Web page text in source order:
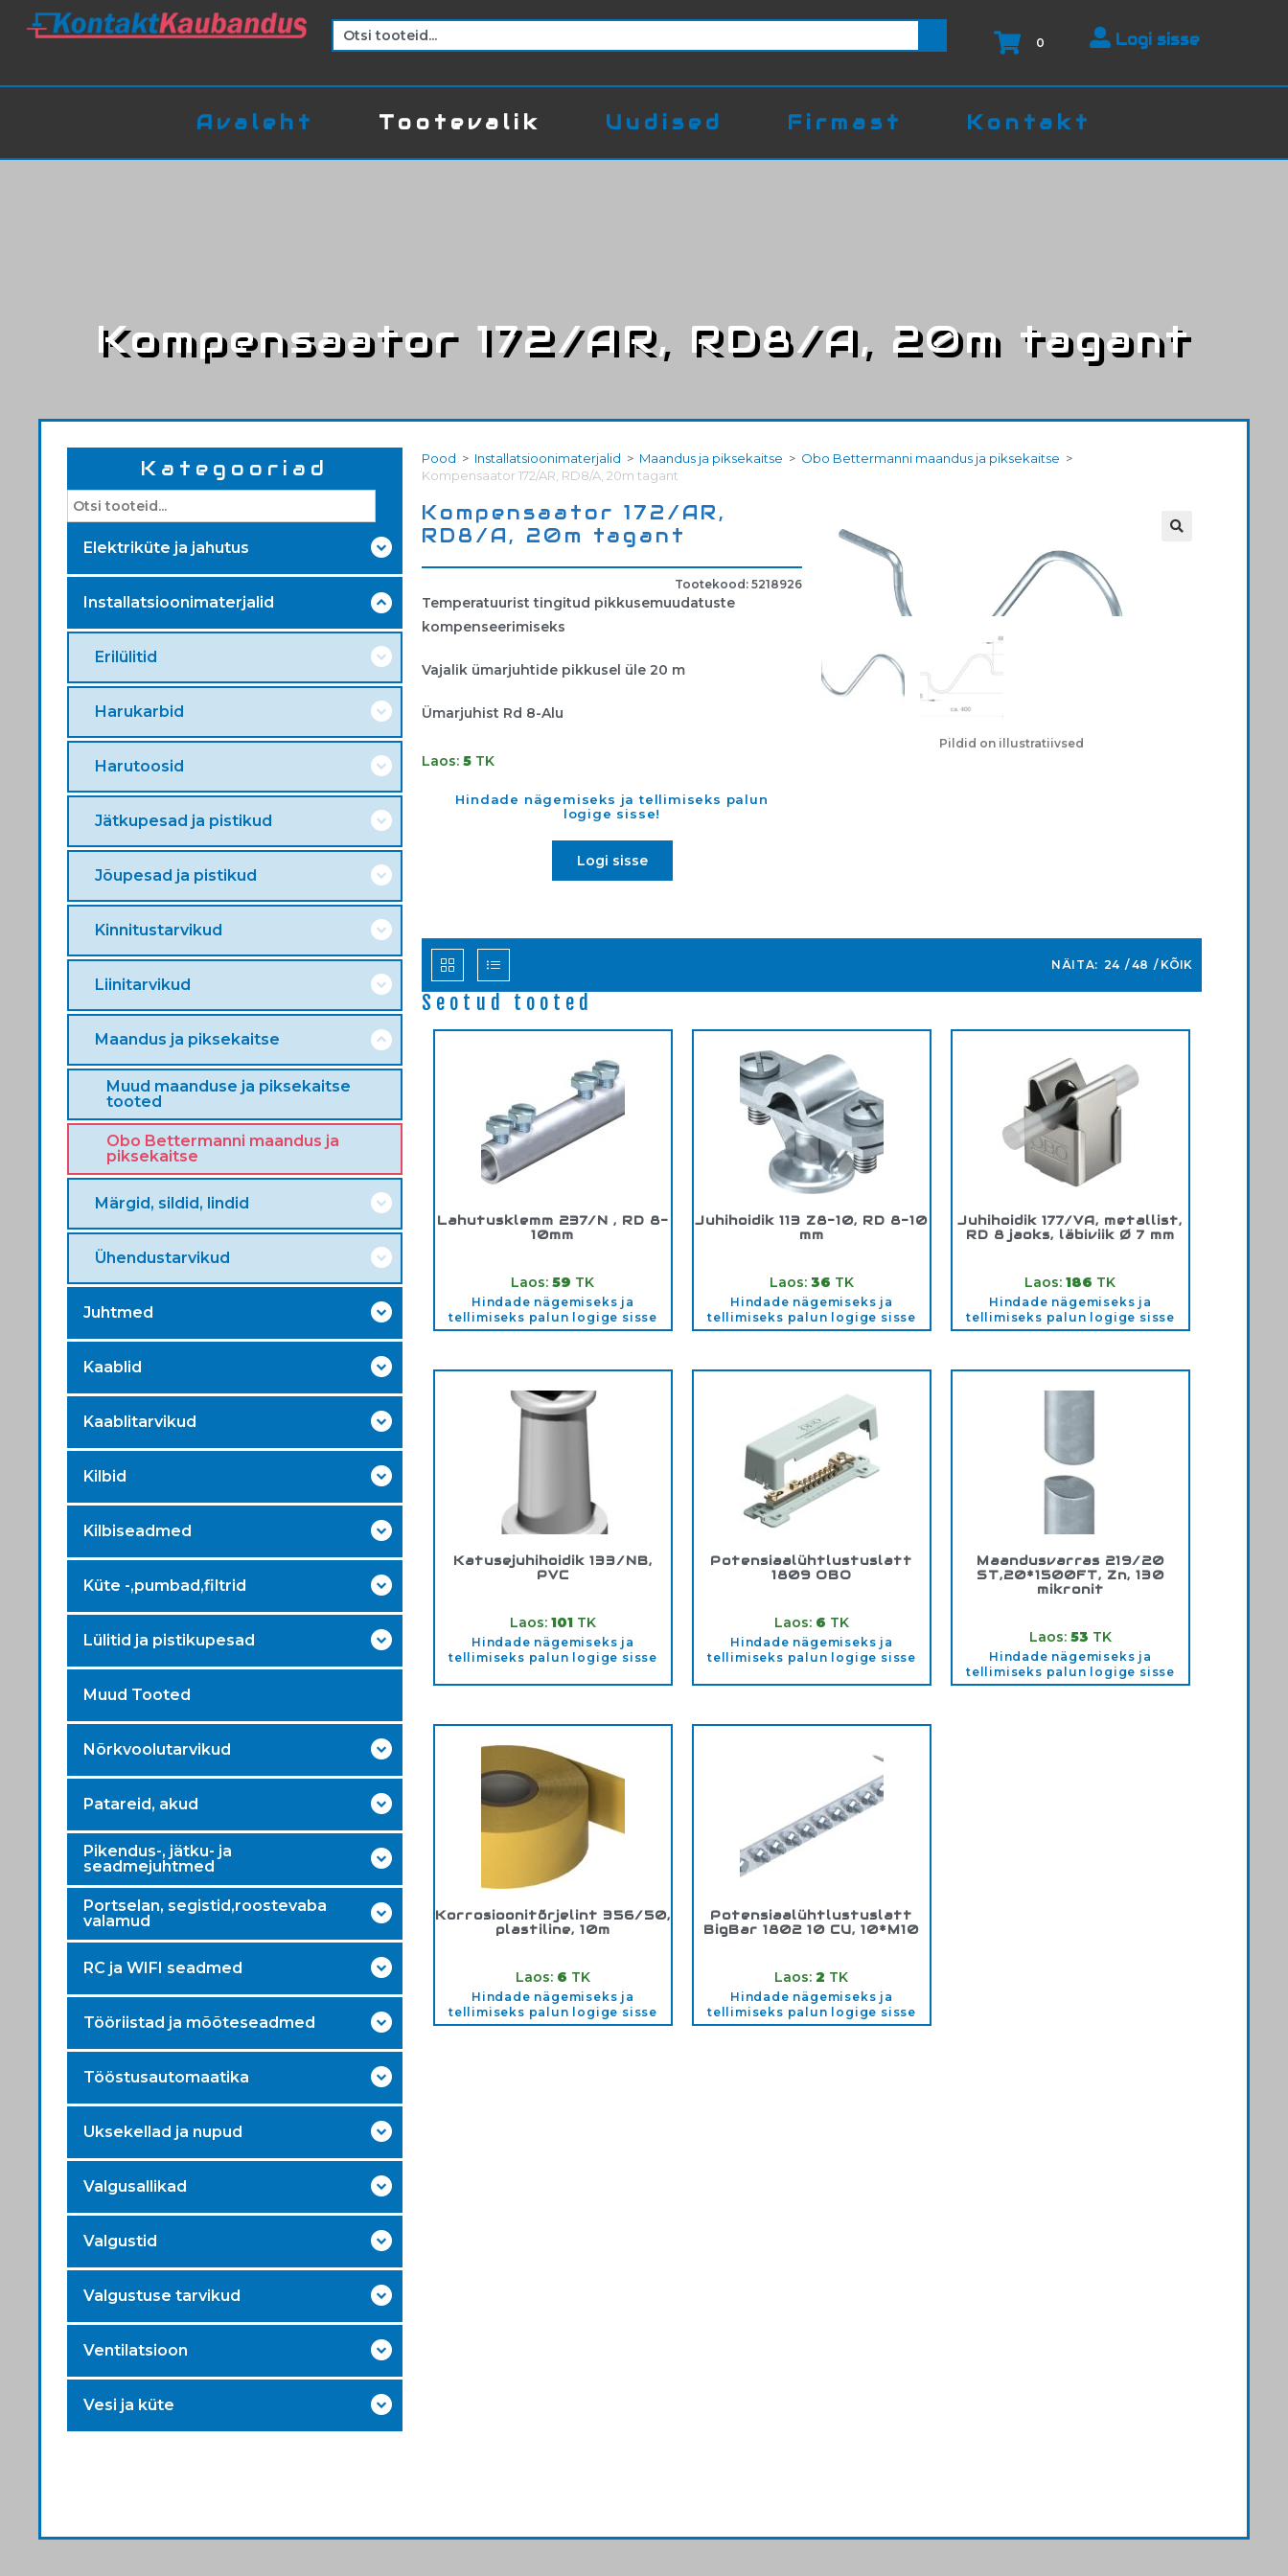
0 Logi sisse
Avaleht Tootevalik Uudised Firmast Kontakt
Kompensaator 172/AR, RD8/A, 20m tagant
Kategooriad
Elektriküte ja jahutus
Installatsioonimaterjalid
Erilülitid
Harukarbid
Harutoosid
Jätkupesad ja pistikud
Jõupesad ja pistikud
Kinnitustarvikud
Liinitarvikud
Maandus ja piksekaitse
Muud maanduse ja piksekaitse
tooted
Obo Bettermanni maandus ja
piksekaitse
Märgid, sildid, lindid
Ühendustarvikud
Juhtmed
Kaablid
Kaablitarvikud
Kilbid
Kilbiseadmed
Küte -,pumbad,filtrid
Lülitid ja pistikupesad
Muud Tooted
Nõrkvoolutarvikud
Patareid, akud
Pikendus-, jätku- ja
seadmejuhtmed
Portselan, segistid,roostevaba
valamud
RC ja WIFI seadmed
Tööriistad ja mõõteseadmed
Tööstusautomaatika
Uksekellad ja nupud
Valgusallikad
Valgustid
Valgustuse tarvikud
Ventilatsioon
Vesi ja küte
Pood > Installatsioonimaterjalid > Maandus ja piksekaitse > Obo Bettermanni maandus ja piksekaitse >
Kompensaator 172/AR, RD8/A, 20m tagant
Kompensaator 172/AR,
RD8/A, 20m tagant
Tootekood: 5218926
Temperatuurist tingitud pikkusemuudatuste
kompenseerimiseks
Vajalik ümarjuhtide pikkusel üle 20 m
Ümarjuhist Rd 8-Alu
Laos:5 TK
Hindade nägemiseks ja tellimiseks palun
logige sisse!
Logi sisse
Pildid on illustratiivsed
NÄITA: 24 48 KÕIK
Seotud tooted
Lahutusklemm 237/N , RD 8-
10mm
Laos:59 TK
Hindade nägemiseks ja
tellimiseks palun logige sisse
Juhihoidik 113 Z8-10, RD 8-10
mm
Laos: 36 TK
Hindade nägemiseks ja
tellimiseks palun logige sisse
Juhihoidik 177/VA, metallist,
RD 8 jaoks, läbiviik Ø 7 mm
Laos:186 TK
Hindade nägemiseks ja
tellimiseks palun logige sisse
Katusejuhihoidik 133/NB,
PVC
Laos: 101TK
Hindade nägemiseks ja
tellimiseks palun logige sisse
Potensiaalühtlustuslatt
1809 OBO
Laos: 6 TK
Hindade nägemiseks ja
tellimiseks palun logige sisse
Maandusvarras 219/20
ST,20*1500FT, Zn, 130
mikronit
Laos: 53 TK
Hindade nägemiseks ja
tellimiseks palun logige sisse
Korrosioonitõrjelint 356/50,
plastiline, 10m
Laos: 6 TK
Hindade nägemiseks ja
tellimiseks palun logige sisse
Potensiaalühtlustuslatt
BigBar 1802 10 CU, 10*M10
Laos:2 TK
Hindade nägemiseks ja
tellimiseks palun logige sisse